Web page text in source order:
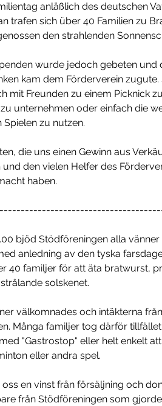
anläßlich des deutschen
trafen sich über 40 Familien zu
den strahlenden
wurde jedoch gebeten und
kam dem Förderverein
mit Freunden zu einem Picknick
unternehmen oder einfach die
zu nutzen.
die uns einen Gewinn aus
den vielen Helfer des
haben.
bjöd Stödföreningen alla
anledning av den tyska
40 familjer för att äta bratwurst,
solskenet.
välkomnades och intäkterna
Många familjer tog därför
"Gastrostop" eller helt enkelt
eller andra spel.
en vinst från försäljning och
från Stödföreningen som